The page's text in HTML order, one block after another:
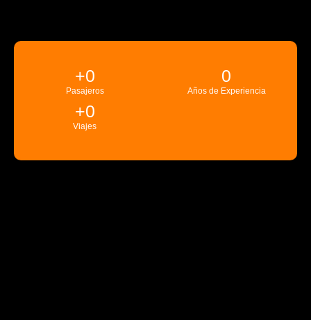
Pasajeros
+0
Años de Experiencia
0
Viajes
+0